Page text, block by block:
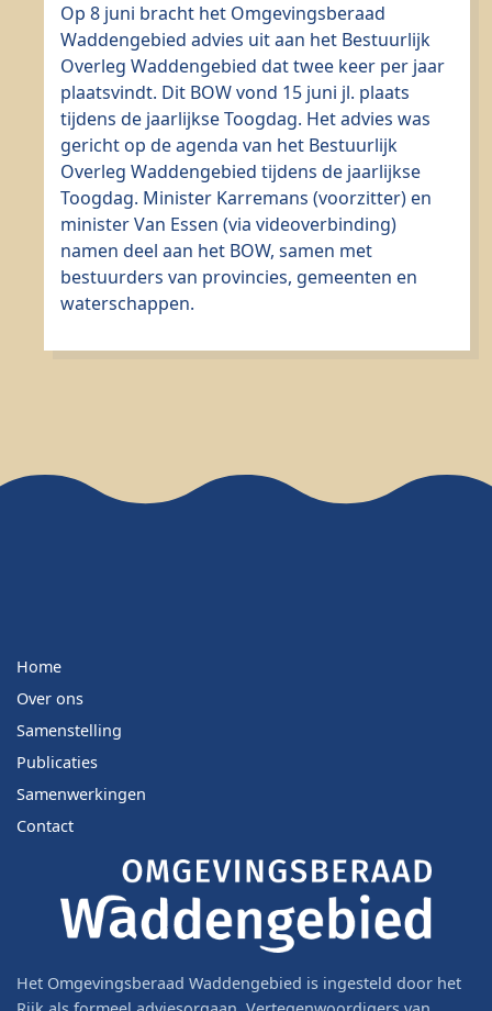
Op 8 juni bracht het Omgevingsberaad
Waddengebied advies uit aan het Bestuurlijk
Overleg Waddengebied dat twee keer per jaar
plaatsvindt. Dit BOW vond 15 juni jl. plaats
tijdens de jaarlijkse Toogdag. Het advies was
gericht op de agenda van het Bestuurlijk
Overleg Waddengebied tijdens de jaarlijkse
Toogdag. Minister Karremans (voorzitter) en
minister Van Essen (via videoverbinding)
namen deel aan het BOW, samen met
bestuurders van provincies, gemeenten en
waterschappen.
Home
Over ons
Samenstelling
Publicaties
Samenwerkingen
Contact
Het Omgevingsberaad Waddengebied is ingesteld door het